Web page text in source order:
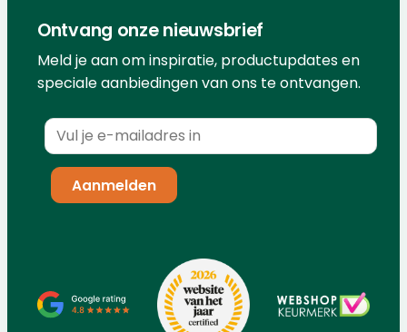
Ontvang onze nieuwsbrief
Meld je aan om inspiratie, productupdates en
speciale aanbiedingen van ons te ontvangen.